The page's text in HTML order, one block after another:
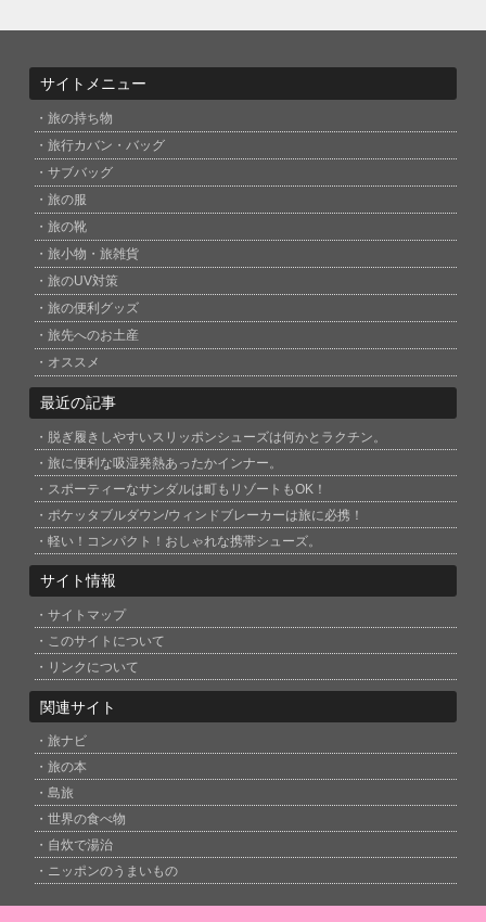
サイトメニュー
旅の持ち物
旅行カバン・バッグ
サブバッグ
旅の服
旅の靴
旅小物・旅雑貨
旅のUV対策
旅の便利グッズ
旅先へのお土産
オススメ
最近の記事
脱ぎ履きしやすいスリッポンシューズは何かとラクチン。
旅に便利な吸湿発熱あったかインナー。
スポーティーなサンダルは町もリゾートもOK！
ポケッタブルダウン/ウィンドブレーカーは旅に必携！
軽い！コンパクト！おしゃれな携帯シューズ。
サイト情報
サイトマップ
このサイトについて
リンクについて
関連サイト
旅ナビ
旅の本
島旅
世界の食べ物
自炊で湯治
ニッポンのうまいもの